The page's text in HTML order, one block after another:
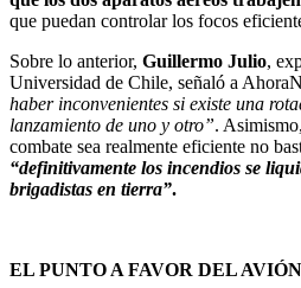
que puedan controlar los focos
Sobre lo anterior, Guillermo Julio,
Universidad de Chile, señaló a
haber inconvenientes si existe una
lanzamiento de uno y otro”.
combate sea realmente eficiente no
“definitivamente los incendios se
brigadistas en tierra”.
EL PUNTO A FAVOR DEL